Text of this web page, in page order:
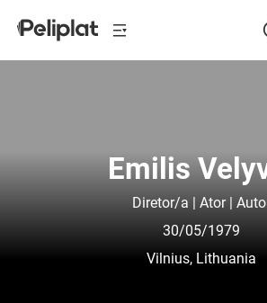
Emilis
Diretor/a | Ator |
30/05/1979
Vilnius, Lithuania